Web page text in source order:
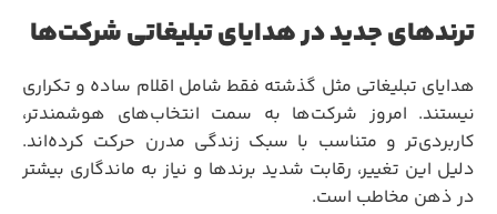
ترندهای جدید در هدایای تبلیغاتی شرکت‌ها
هدایای تبلیغاتی مثل گذشته فقط شامل اقلام ساده و تکراری
نیستند. امروز شرکت‌ها به سمت انتخاب‌های هوشمندتر،
کاربردی‌تر و متناسب با سبک زندگی مدرن حرکت کرده‌اند.
دلیل این تغییر، رقابت شدید برندها و نیاز به ماندگاری بیشتر
در ذهن مخاطب است.